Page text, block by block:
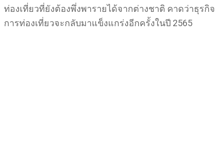
ท่องเที่ยวที่ยังต้องพึ่งพารายได้จากต่างชาติ คาดว่าธุรกิจ
การท่องเที่ยวจะกลับมาแข็งแกร่งอีกครั้งในปี 2565